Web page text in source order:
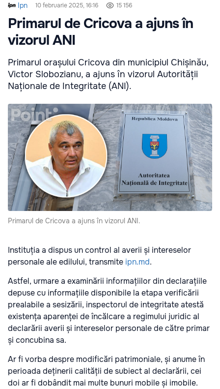
Ipn 10 februarie 2025, 16:16 15 156
Primarul de Cricova a ajuns în
vizorul ANI
Primarul orașului Cricova din municipiul Chișinău,
Victor Slobozianu, a ajuns în vizorul Autorității
Naționale de Integritate (ANI).
Primarul de Cricova a ajuns în vizorul ANI.
Instituția a dispus un control al averii și intereselor
personale ale edilului, transmite ipn.md.
Astfel, urmare a examinării informațiilor din declarațiile
depuse cu informațiile disponibile la etapa verificării
prealabile a sesizării, inspectorul de integritate atestă
existența aparenței de încălcare a regimului juridic al
declarării averii și intereselor personale de către primar
și concubina sa.
Ar fi vorba despre modificări patrimoniale, și anume în
perioada deținerii calității de subiect al declarării, cei
doi ar fi dobândit mai multe bunuri mobile și imobile.